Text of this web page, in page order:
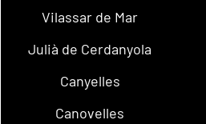
Vilassar de Mar
Julià de Cerdanyola
Canyelles
Canovelles